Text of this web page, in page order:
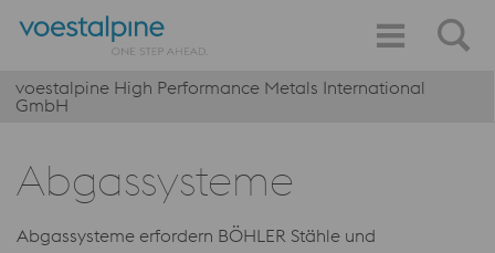
voestalpine High Performance Metals International
GmbH
Abgassysteme
Abgassysteme erfordern BÖHLER Stähle und